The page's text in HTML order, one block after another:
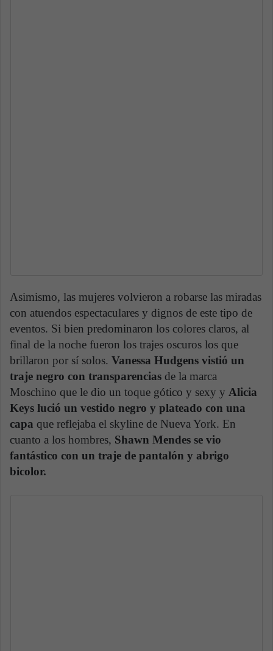
Asimismo, las mujeres volvieron a robarse las miradas
con atuendos espectaculares y dignos de este tipo de
eventos. Si bien predominaron los colores claros, al
final de la noche fueron los trajes oscuros los que
brillaron por sí solos. Vanessa Hudgens vistió un
traje negro con transparencias de la marca
Moschino que le dio un toque gótico y sexy y Alicia
Keys lució un vestido negro y plateado con una
capa que reflejaba el skyline de Nueva York. En
cuanto a los hombres, Shawn Mendes se vio
fantástico con un traje de pantalón y abrigo
bicolor.